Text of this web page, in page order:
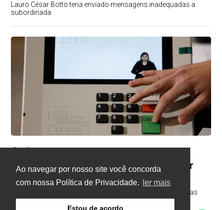
Ao navegar por nosso site você concorda
com nossa Política de Privacidade.
ler mais
Estou de acordo
Lauro César Botto teria enviado mensagens inadequadas a
subordinada
Justiça
TRE-RJ altera 66 locais de votação por
questões de segurança
Objetivo é evitar influência do crime organizado e de milícias